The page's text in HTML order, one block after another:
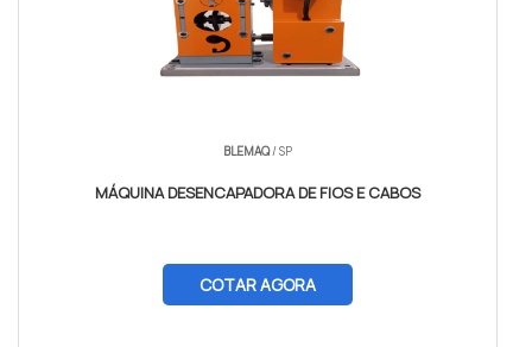
BLEMAQ/ SP
MÁQUINA DESENCAPADORA DE FIOS E CABOS
COTAR AGORA